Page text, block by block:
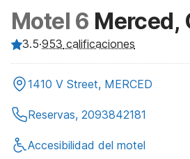
Motel 6 Merced,
3.5·953 calificaciones
1410 V Street, MERCED
Reservas, 2093842181
Accesibilidad del motel